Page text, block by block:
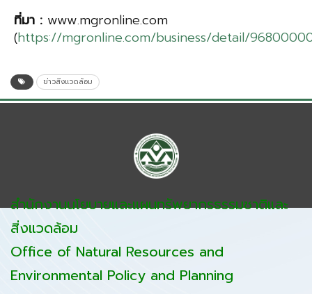
ที่มา : www.mgronline.com
(https://mgronline.com/business/detail/
ข่าวสิ่งแวดล้อม
สำนักงานนโยบายและแผนทรัพยากรธรรมชาติและ
สิ่งแวดล้อม
Office of Natural Resources and
Environmental Policy and Planning